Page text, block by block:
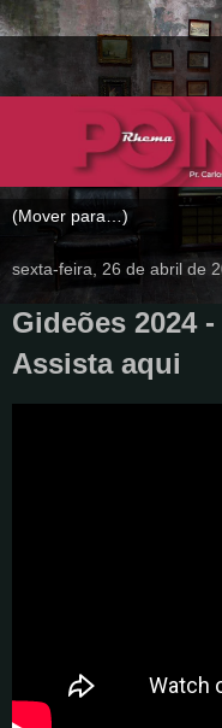
sexta-feira, 26 de abril de
Gideões 2024
Assista aqui